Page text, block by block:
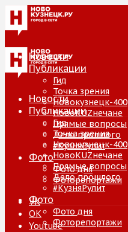
Новости
Публикации
Гид
Точка зрения
Новокузнецк-400
НовоKUZнечане
Прямые вопросы
Дело прошлого
#КузняРулит
Фото
Фото дня
Фоторепортажи
VK
ОК
Youtube
Новости
Публикации
Гид
Точка зрения
Новокузнецк-400
НовоKUZнечане
Прямые вопросы
Дело прошлого
#КузняРулит
Фото
Фото дня
Фоторепортажи